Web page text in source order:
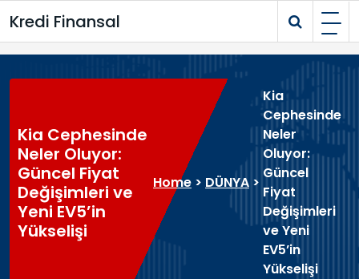
to
content
Kredi Finansal
Kia Cephesinde
Neler Oluyor:
Güncel Fiyat
Değişimleri ve
Yeni EV5’in
Yükselişi
Home > DÜNYA >
Kia
Cephesinde
Neler
Oluyor:
Güncel
Fiyat
Değişimleri
ve Yeni
EV5’in
Yükselişi